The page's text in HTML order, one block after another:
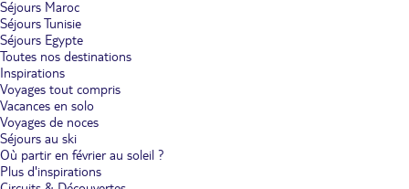
Séjours Maroc
Séjours Tunisie
Séjours Egypte
Toutes nos destinations
Inspirations
Voyages tout compris
Vacances en solo
Voyages de noces
Séjours au ski
Où partir en février au soleil ?
Plus d'inspirations